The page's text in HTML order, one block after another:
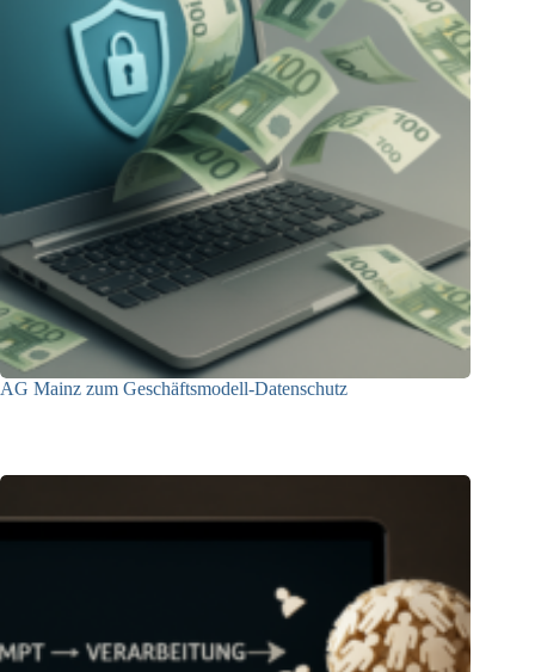
AG Mainz zum Geschäftsmodell-Datenschutz